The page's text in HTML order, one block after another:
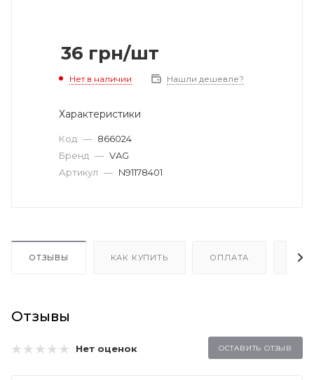
36 грн/шт
Нет в наличии Нашли дешевле?
Характеристики
Код — 866024
Бренд — VAG
Артикул — N91178401
ОТЗЫВЫ КАК КУПИТЬ ОПЛАТА
Отзывы
Нет оценок ОСТАВИТЬ ОТЗЫВ